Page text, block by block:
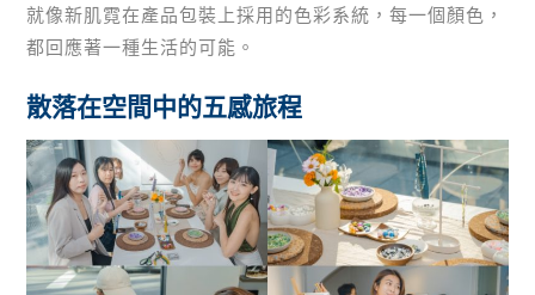
就像新肌霓在產品包裝上採用的色彩系統，每一個顏色，
都回應著一種生活的可能。
散落在空間中的五感旅程